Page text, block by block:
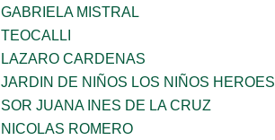
GABRIELA MISTRAL
TEOCALLI
LAZARO CARDENAS
JARDIN DE NIÑOS LOS NIÑOS HEROES
SOR JUANA INES DE LA CRUZ
NICOLAS ROMERO